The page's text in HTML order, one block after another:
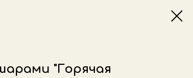
"Горячая